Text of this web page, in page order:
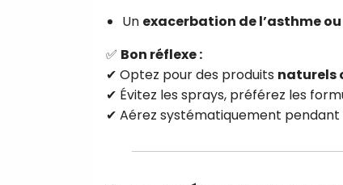
Un exacerbation de l’asthme
✅ Bon réflexe :
✔ Optez pour des produits naturels
✔ Évitez les sprays, préférez les
✔ Aérez systématiquement